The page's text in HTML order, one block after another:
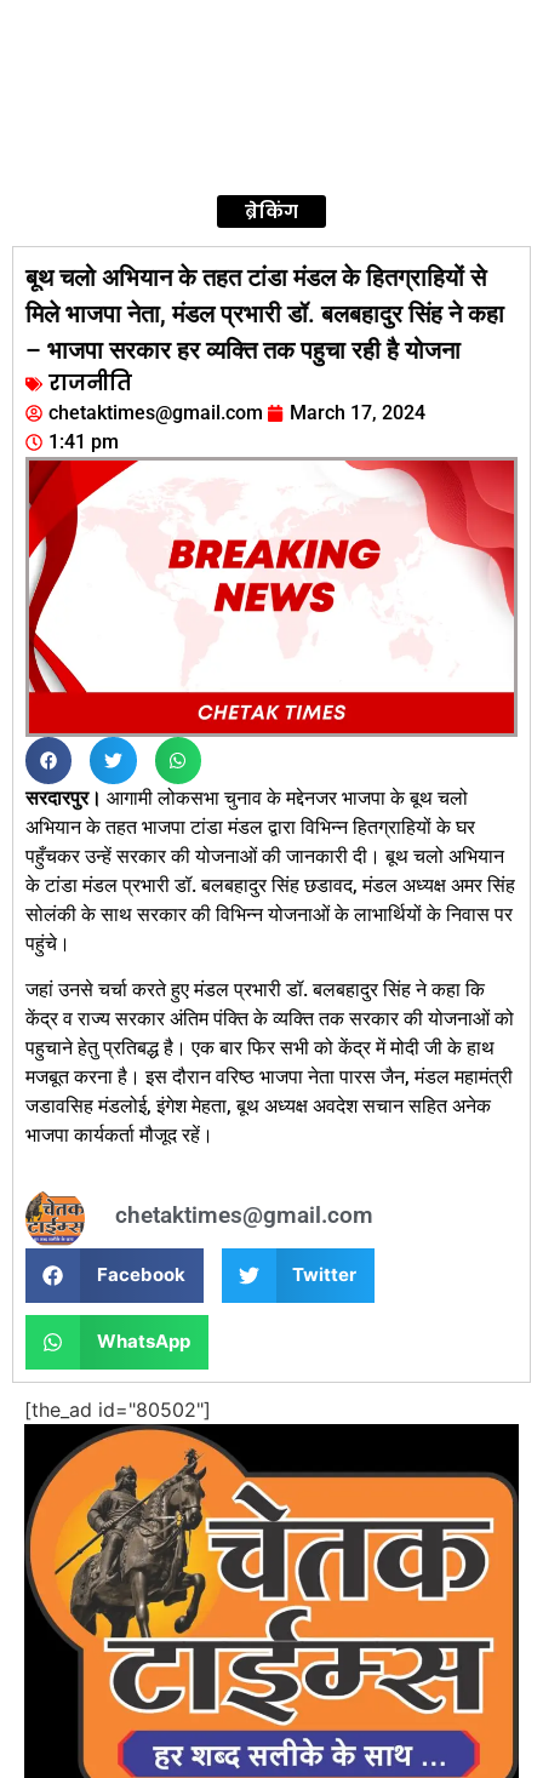
ब्रेकिंग
बूथ चलो अभियान के तहत टांडा मंडल के हितग्राहियों से
मिले भाजपा नेता, मंडल प्रभारी डॉ. बलबहादुर सिंह ने कहा
– भाजपा सरकार हर व्यक्ति तक पहुचा रही है योजना
राजनीति
chetaktimes@gmail.com
March 17, 2024
1:41 pm
सरदारपुर। आगामी लोकसभा चुनाव के मद्देनजर भाजपा के बूथ चलो
अभियान के तहत भाजपा टांडा मंडल द्वारा विभिन्न हितग्राहियों के घर
पहुँचकर उन्हें सरकार की योजनाओं की जानकारी दी। बूथ चलो अभियान
के टांडा मंडल प्रभारी डॉ. बलबहादुर सिंह छडावद, मंडल अध्यक्ष अमर सिंह
सोलंकी के साथ सरकार की विभिन्न योजनाओं के लाभार्थियों के निवास पर
पहुंचे।
जहां उनसे चर्चा करते हुए मंडल प्रभारी डॉ. बलबहादुर सिंह ने कहा कि
केंद्र व राज्य सरकार अंतिम पंक्ति के व्यक्ति तक सरकार की योजनाओं को
पहुचाने हेतु प्रतिबद्ध है। एक बार फिर सभी को केंद्र में मोदी जी के हाथ
मजबूत करना है। इस दौरान वरिष्ठ भाजपा नेता पारस जैन, मंडल महामंत्री
जडावसिह मंडलोई, इंगेश मेहता, बूथ अध्यक्ष अवदेश सचान सहित अनेक
भाजपा कार्यकर्ता मौजूद रहें।
chetaktimes@gmail.com
Facebook Twitter
WhatsApp
[the_ad id="80502"]